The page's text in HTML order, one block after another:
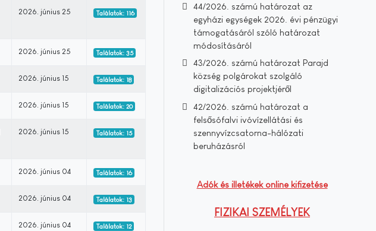
2026. június 25 Találatok: 116
2026. június 25 Találatok: 35
2026. június 15 Találatok: 18
2026. június 15 Találatok: 20
2026. június 15 Találatok: 15
2026. június 04 Találatok: 16
2026. június 04 Találatok: 13
2026. június 04 Találatok: 12
44/2026. számú határozat az
egyházi egységek 2026. évi pénzügyi
támogatásáról szóló határozat
módosításáról
43/2026. számú határozat Parajd
község polgárokat szolgáló
digitalizációs projektjéről
42/2026. számú határozat a
felsősófalvi ivóvízellátási és
szennyvízcsatorna-hálózati
beruházásról
Adók és illetékek online kifizetése
FIZIKAI SZEMÉLYEK